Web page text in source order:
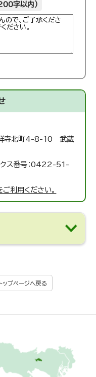
字以内）
寺北町4-8-10 武蔵
ス番号：0422-51-
利用ください。
トップページへ戻る